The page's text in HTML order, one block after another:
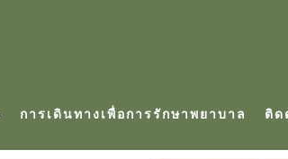
การเดินทางเพื่อการรักษาพยาบาล ติด